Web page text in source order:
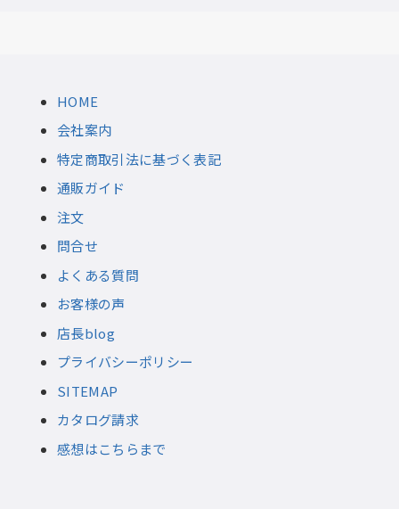
HOME
会社案内
特定商取引法に基づく表記
通販ガイド
注文
問合せ
よくある質問
お客様の声
店長blog
プライバシーポリシー
SITEMAP
カタログ請求
感想はこちらまで